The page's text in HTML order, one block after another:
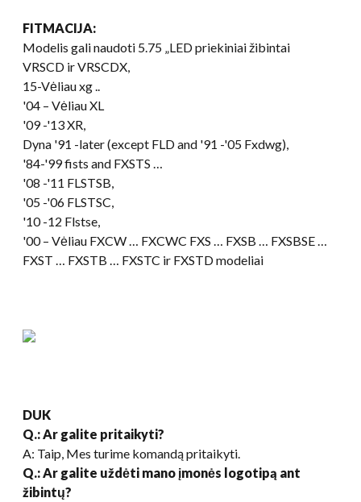
FITMACIJA:
Modelis gali naudoti 5.75 „LED priekiniai žibintai
VRSCD ir VRSCDX,
15-Vėliau xg ..
'04 – Vėliau XL
'09 -'13 XR
Dyna '91 -later(except FLD and '91 -'05 Fxdwg),
'84-'99 fists and FXSTS
'08 -'11 FLSTSB
'05 -'06 FLSTSC,
'10-12 Flstse,
'00 – Vėliau FXCW … FXCWC FXS … FXSB … FXSBSE …
FXST … FXSTB … FXSTC ir FXSTD modeliai
DUK
Q.: Ar galite pritaikyti?
A: Taip, Mes turime komandą pritaikyti.
Q.: Ar galite uždėti mano įmonės logotipą ant
žibintų?